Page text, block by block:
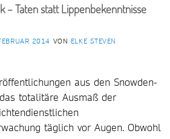
– Taten statt Lippenbekenntnisse
2014 VON ELKE STEVEN
aus den Snowden-
totalitäre Ausmaß der
täglich vor Augen. Obwohl